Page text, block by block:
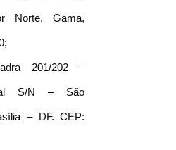
Norte, Gama,
201/202 –
S/N – São
– DF. CEP: